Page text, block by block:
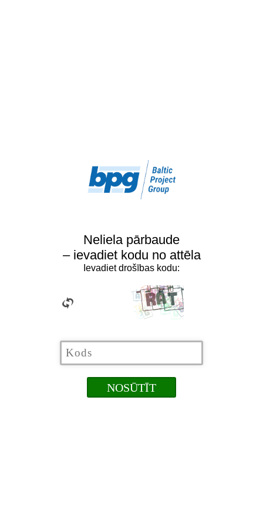
Neliela pārbaude
– ievadiet kodu no attēla
Ievadiet drošības kodu: